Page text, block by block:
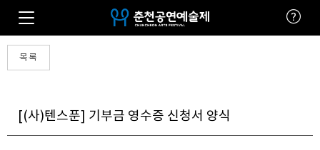
목록
[(사)텐스푼] 기부금 영수증 신청서 양식